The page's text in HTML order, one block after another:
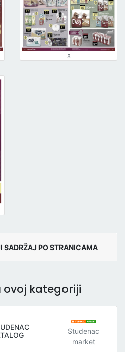
8
SADRŽAJ PO STRANICAMA
ovoj kategoriji
Studenac
market